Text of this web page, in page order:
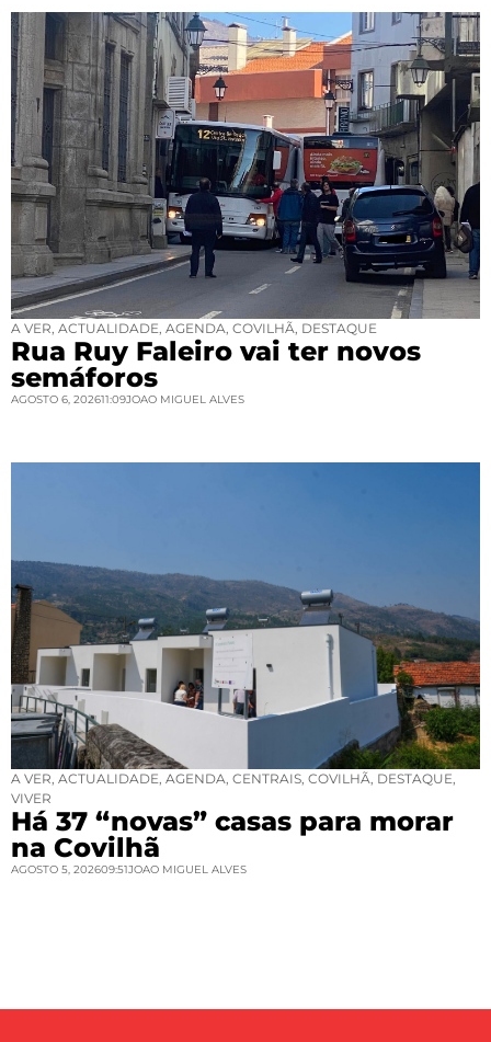
A VER, ACTUALIDADE, AGENDA, COVILHÃ, DESTAQUE
Rua Ruy Faleiro vai ter novos
semáforos
AGOSTO 6, 202611:09JOAO MIGUEL ALVES
A VER, ACTUALIDADE, AGENDA, CENTRAIS, COVILHÃ, DESTAQUE,
VIVER
Há 37 “novas” casas para morar
na Covilhã
AGOSTO 5, 202609:51JOAO MIGUEL ALVES